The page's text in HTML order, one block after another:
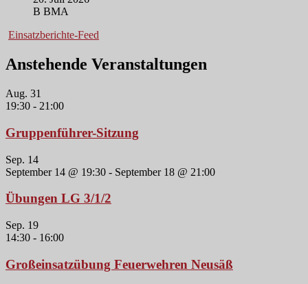
B BMA
Einsatzberichte-Feed
Anstehende Veranstaltungen
Aug. 31
19:30 - 21:00
Gruppenführer-Sitzung
Sep. 14
September 14 @ 19:30 - September 18 @ 21:00
Übungen LG 3/1/2
Sep. 19
14:30 - 16:00
Großeinsatzübung Feuerwehren Neusäß